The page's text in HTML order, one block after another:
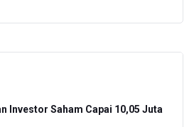
Investor Saham Capai 10,05 Juta